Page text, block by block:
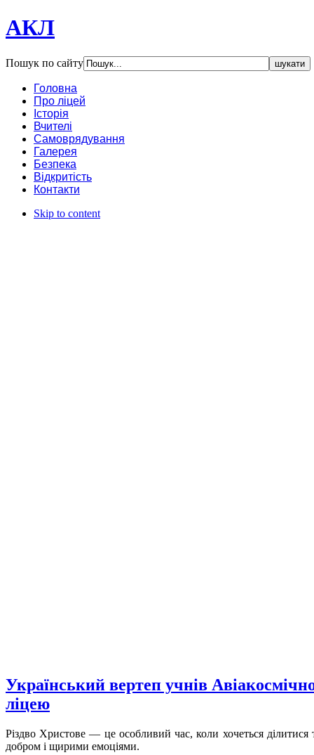
АКЛ
Пошук по сайту
Головна
Про ліцей
Історія
Вчителі
Самоврядування
Галерея
Безпека
Відкритість
Контакти
Skip to content
Український вертеп учнів
ліцею
Різдво Христове — це особливий час, коли хочеться ділитися
добром і щирими емоціями.